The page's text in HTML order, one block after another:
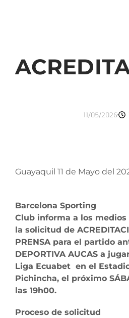
11/05/2026
Guayaquil 11 de
Barcelona Sporting
Club informa a los
la solicitud de
PRENSA para el partido
DEPORTIVA AUCAS a
Liga Ecuabet en el
Pichincha, el próximo
las 19h00.
Proceso de solicitud